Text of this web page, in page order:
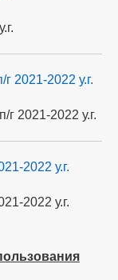
2021-2022 у.г.
2021-2022 у.г.
2022 у.г.
2022 у.г.